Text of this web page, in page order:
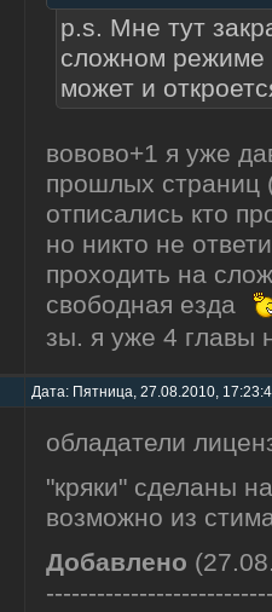
p.s. Мне тут
сложном режиме
может и
вовово+1 я уже
прошлых страниц
отписались кто
но никто не
проходить на
свободная езда
зы. я уже 4 главы
Дата: Пятница, 27.08.2010,
обладатели
"кряки" сделаны
возможно из
Добавлено